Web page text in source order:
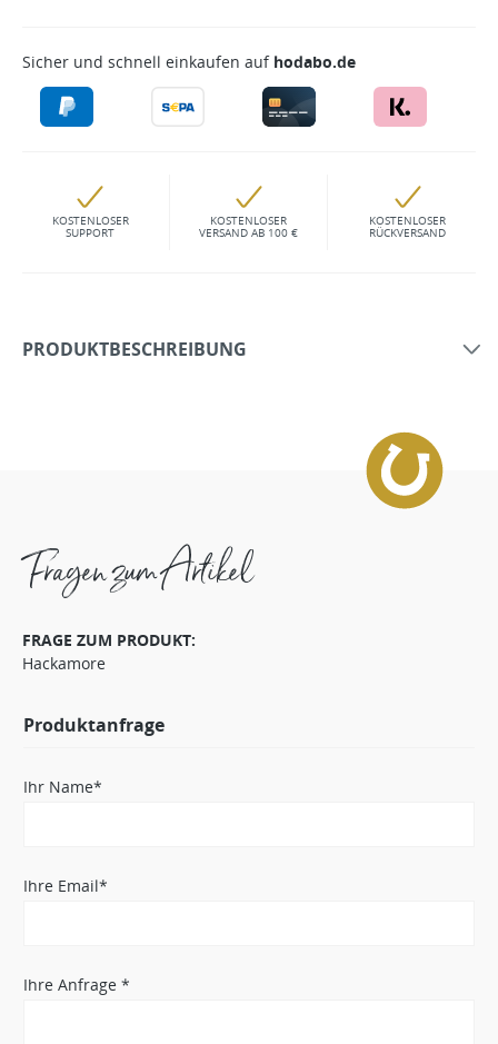
Sicher und schnell einkaufen auf hodabo.de
KOSTENLOSER
SUPPORT
KOSTENLOSER
VERSAND AB 100 €
KOSTENLOSER
RÜCKVERSAND
PRODUKTBESCHREIBUNG
Fragen zum Artikel
FRAGE ZUM PRODUKT:
Hackamore
Produktanfrage
Ihr Name*
Ihre Email*
Ihre Anfrage *